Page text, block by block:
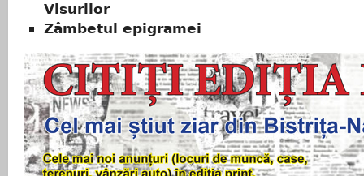
Visurilor
Zâmbetul epigramei